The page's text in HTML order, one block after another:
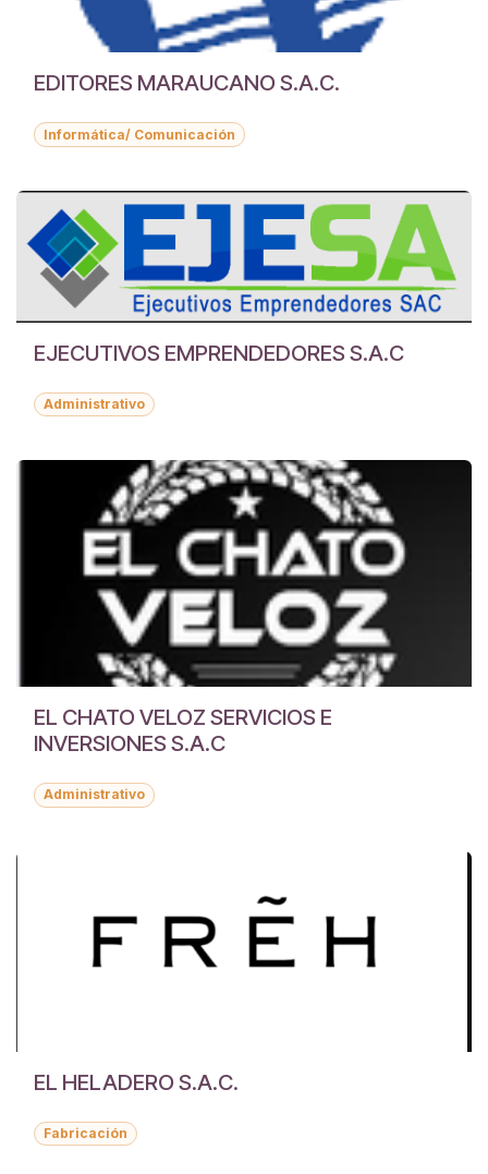
EDITORES MARAUCANO S.A.C.
Informática/ Comunicación
EJECUTIVOS EMPRENDEDORES S.A.C
Administrativo
EL CHATO VELOZ SERVICIOS E
INVERSIONES S.A.C
Administrativo
EL HELADERO S.A.C.
Fabricación